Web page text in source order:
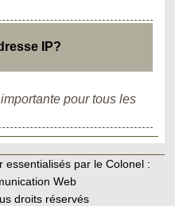
IP?
pour tous les
par le Colonel :
Web
droits réservés